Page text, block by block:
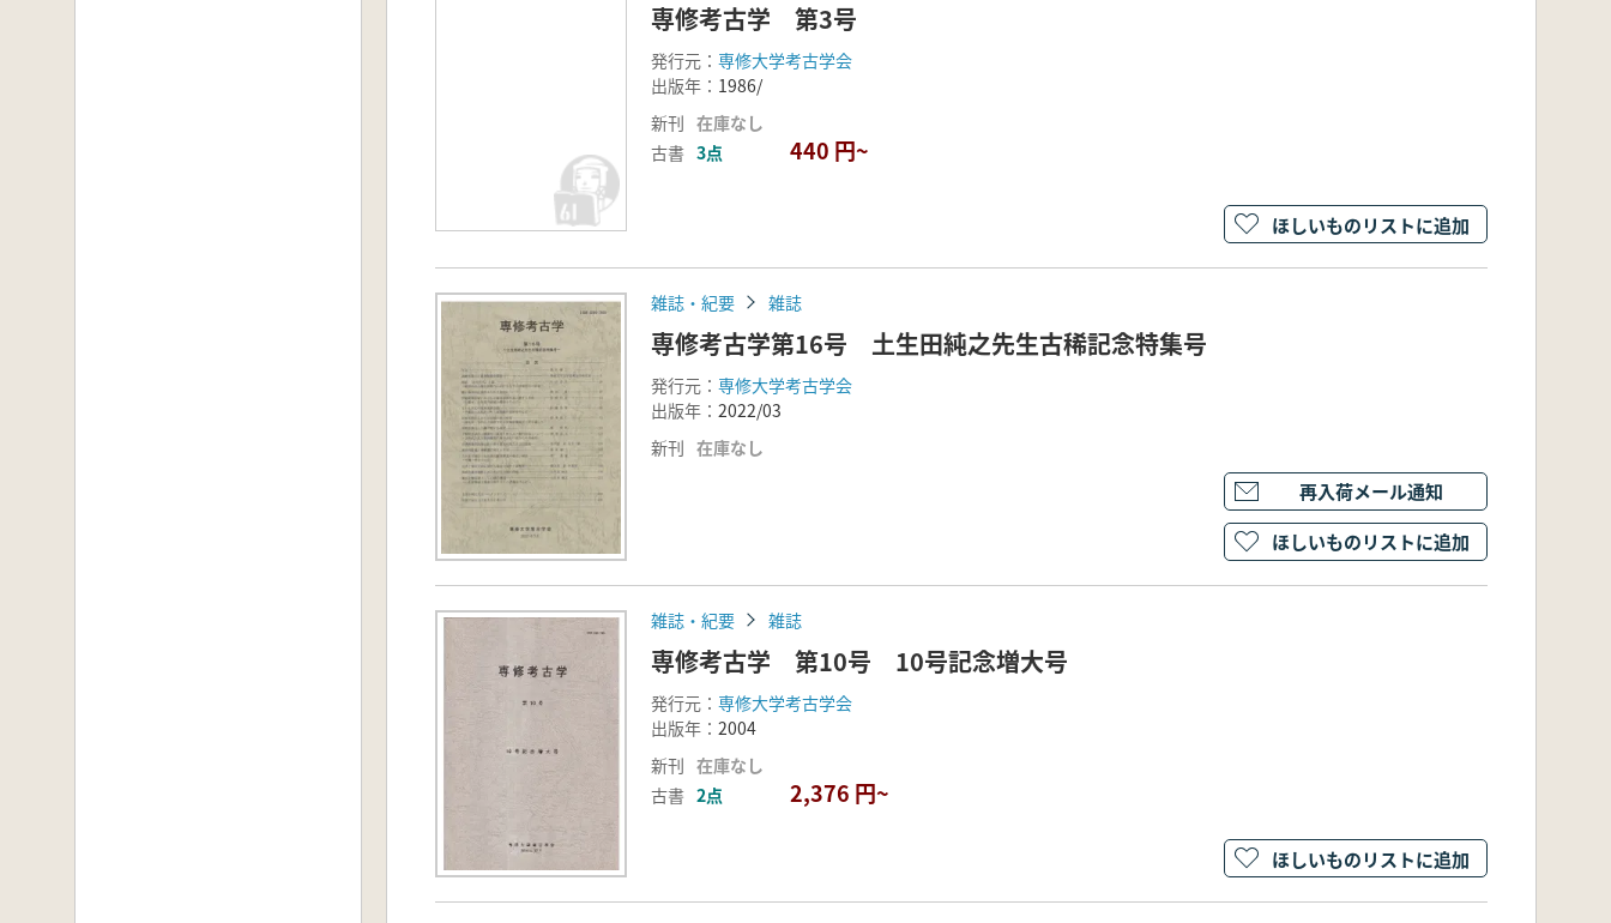
専修考古学 第3号
発行元： 専修大学考古学会
出版年： 1986/
新刊 在庫なし
古書 3点 440 円~
ほしいものリストに追加
雑誌・紀要 雑誌
専修考古学第16号 土生田純之先生古稀記念特集号
発行元： 専修大学考古学会
出版年： 2022/03
新刊 在庫なし
再入荷メール通知
ほしいものリストに追加
雑誌・紀要 雑誌
専修考古学 第10号 10号記念増大号
発行元： 専修大学考古学会
出版年： 2004
新刊 在庫なし
古書 2点 2,376 円~
ほしいものリストに追加